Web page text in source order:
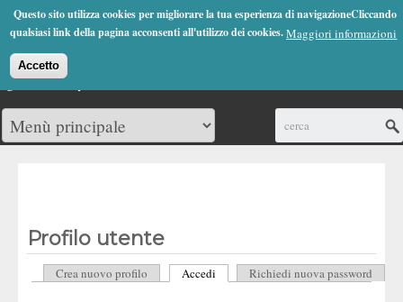
Questo sito utilizza cookies per migliorare la tua esperienza di navigazioneCliccando
qualsiasi link della pagina acconsenti all'utilizzo dei cookies.Maggiori informazioni
Accetto
Jump to Navigation
(0)
Profilo utente
Schede primarie
Crea nuovo profilo Accedi (scheda attiva)
Richiedi nuova password